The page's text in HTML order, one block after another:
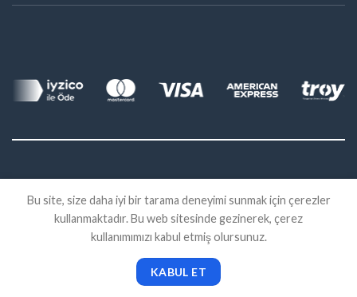
2026 Eklenti Market
İADE SATIŞ SÖZLEŞMESI KVKK
Bu site, size daha iyi bir tarama deneyimi sunmak için çerezler
kullanmaktadır. Bu web sitesinde gezinerek, çerez
kullanımımızı kabul etmiş olursunuz.
KABUL ET